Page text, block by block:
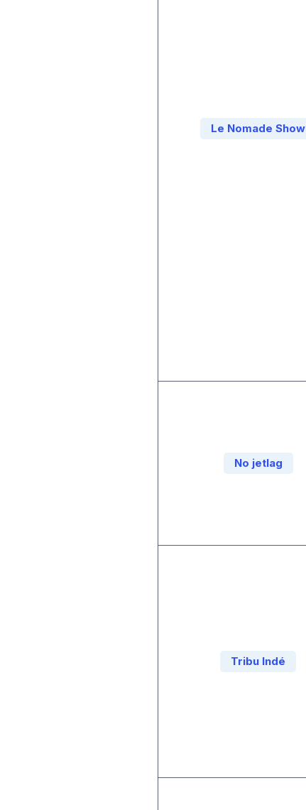
Le Nomade Show
No jetlag
Tribu Indé